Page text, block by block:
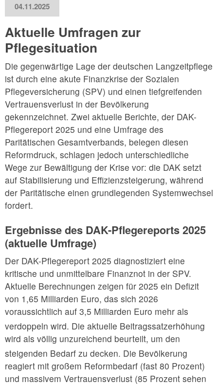
04.11.2025
Aktuelle Umfragen zur
Pflegesituation
Die gegenwärtige Lage der deutschen Langzeitpflege
ist durch eine akute Finanzkrise der Sozialen
Pflegeversicherung (SPV) und einen tiefgreifenden
Vertrauensverlust in der Bevölkerung
gekennzeichnet. Zwei aktuelle Berichte, der DAK-
Pflegereport 2025 und eine Umfrage des
Paritätischen Gesamtverbands, belegen diesen
Reformdruck, schlagen jedoch unterschiedliche
Wege zur Bewältigung der Krise vor: die DAK setzt
auf Stabilisierung und Effizienzsteigerung, während
der Paritätische einen grundlegenden Systemwechsel
fordert.
Ergebnisse des DAK-Pflegereports 2025
(aktuelle Umfrage)
Der DAK-Pflegereport 2025 diagnostiziert eine
kritische und unmittelbare Finanznot in der SPV.
Aktuelle Berechnungen zeigen für 2025 ein Defizit
von 1,65 Milliarden Euro, das sich 2026
voraussichtlich auf 3,5 Milliarden Euro mehr als
verdoppeln wird. Die aktuelle Beitragssatzerhöhung
wird als völlig unzureichend beurteilt, um den
steigenden Bedarf zu decken. Die Bevölkerung
reagiert mit großem Reformbedarf (fast 80 Prozent)
und massivem Vertrauensverlust (85 Prozent sehen